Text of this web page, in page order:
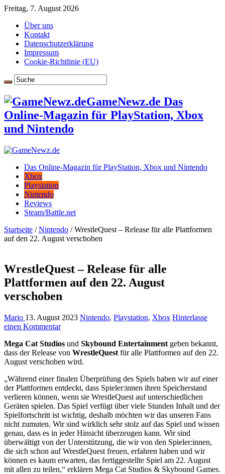
Freitag, 7. August 2026
Über uns
Kontakt
Datenschutzerklärung
Impressum
Cookie-Richtlinie (EU)
GameNewz.de Das
Online-Magazin für PlayStation, Xbox
und Nintendo
Das Online-Magazin für PlayStation, Xbox und Nintendo
Xbox
Playstation
Nintendo
Reviews
Steam/Battle.net
Startseite / Nintendo / WrestleQuest – Release für alle Plattformen
auf den 22. August verschoben
WrestleQuest – Release für alle
Plattformen auf den 22. August
verschoben
Mario 13. August 2023 Nintendo, Playstation, Xbox Hinterlasse
einen Kommentar
Mega Cat Studios und Skybound Entertainment geben bekannt,
dass der Release von WrestleQuest für alle Plattformen auf den 22.
August verschoben wird.
„Während einer finalen Überprüfung des Spiels haben wir auf einer
der Plattformen entdeckt, dass Spieler:innen ihren Speicherstand
verlieren können, wenn sie WrestleQuest auf unterschiedlichen
Geräten spielen. Das Spiel verfügt über viele Stunden Inhalt und der
Spielfortschritt ist wichtig, deshalb möchten wir das unseren Fans
nicht zumuten. Wir sind wirklich sehr stolz auf das Spiel und wissen
genau, dass es in jeder Hinsicht überzeugen kann. Wir sind
überwältigt von der Unterstützung, die wir von den Spieler:innen,
die sich schon auf WrestleQuest freuen, erfahren haben und wir
können es kaum erwarten, das fertiggestellte Spiel am 22. August
mit allen zu teilen,“ erklären Mega Cat Studios & Skybound Games.